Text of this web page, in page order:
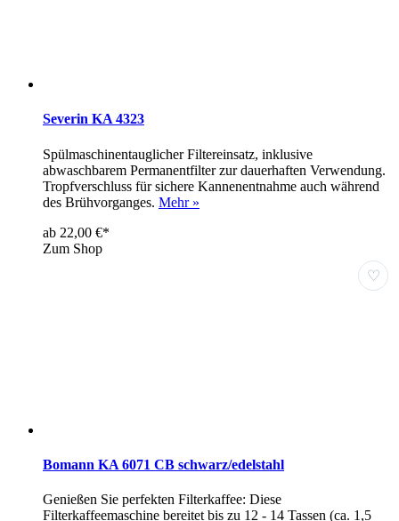
Severin KA 4323
Spülmaschinentauglicher Filtereinsatz, inklusive
abwaschbarem Permanentfilter zur dauerhaften Verwendung.
Tropfverschluss für sichere Kannenentnahme auch während
des Brühvorganges. Mehr »
ab 22,00 €*
Zum Shop
♡
Bomann KA 6071 CB schwarz/edelstahl
Genießen Sie perfekten Filterkaffee: Diese
Filterkaffeemaschine bereitet bis zu 12 - 14 Tassen (ca. 1,5